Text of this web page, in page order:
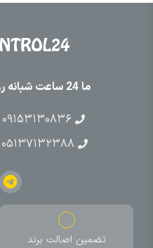
ما 24 ساعت شبانه روز در کنار شما هستیم
۰۹۱۵۳۱۳۰۸۳۶
۰۵۱۳۷۱۳۲۳۸۸
تضمین اصالت برند